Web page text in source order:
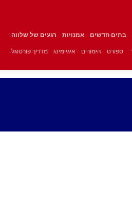
בתים חדשים אמנויות רגעים של שלווה
ספורט הימורים איגיימינג מדריך פורטוגל